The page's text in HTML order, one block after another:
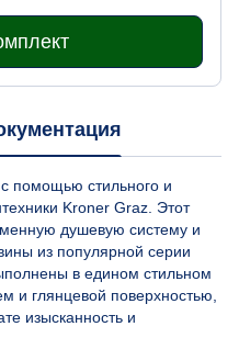
помощью стильного и
Kroner Graz. Этот
душевую систему и
из популярной серии
в едином стильном
и глянцевой поверхностью,
изысканность и